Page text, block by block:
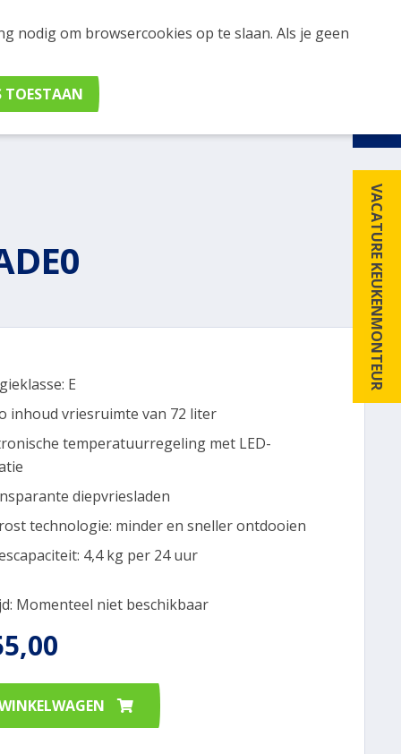
VACATURE KEUKENMONTEUR
apparaten en merken met elkaar. Klik hier voor
Momenteel niet beschikbaar
E
inhoud vriesruimte van 72 liter
temperatuurregeling met LED-
diepvriesladen
technologie: minder en sneller ontdooien
4,4 kg per 24 uur
nodig om browsercookies op te slaan. Als je geen